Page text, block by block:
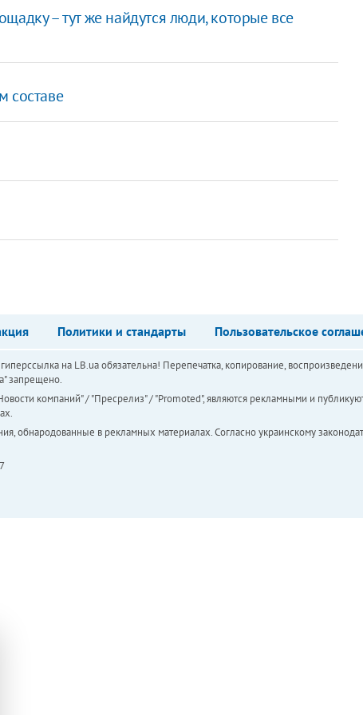
– тут же найдутся люди, которые все
составе
Политики и стандарты Пользовательское
на LB.ua обязательна! Перепечатка, копирование,
запрещено.
компаний" / "Пресрелиз" / "Promoted", являются рекламными и
обнародованные в рекламных материалах. Согласно украинскому